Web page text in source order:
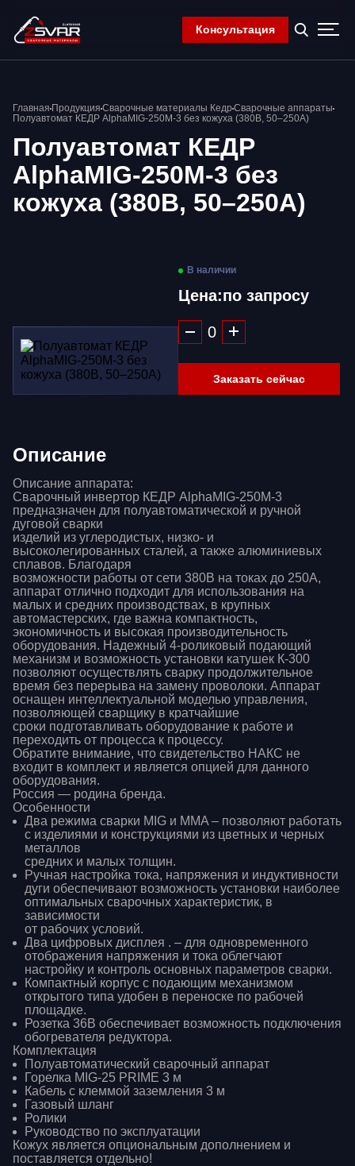
Консультация
Главная
Компания
Продукция
Контакты
Корзина
Главная Продукция Сварочные материалы Кедр Сварочные аппараты
Полуавтомат КЕДР AlphaMIG-250M-3 без кожуха (380В, 50–250А)
Полуавтомат КЕДР
AlphaMIG-250M-3 без
кожуха (380В, 50–250А)
В наличии
Цена:по запросу
Заказать сейчас
Описание
Описание аппарата:
Сварочный инвертор КЕДР AlphaMIG-250M-3
предназначен для полуавтоматической и ручной
дуговой сварки
изделий из углеродистых, низко- и
высоколегированных сталей, а также алюминиевых
сплавов. Благодаря
возможности работы от сети 380В на токах до 250А,
аппарат отлично подходит для использования на
малых и средних производствах, в крупных
автомастерских, где важна компактность,
экономичность и высокая производительность
оборудования. Надежный 4-роликовый подающий
механизм и возможность установки катушек К-300
позволяют осуществлять сварку продолжительное
время без перерыва на замену проволоки. Аппарат
оснащен интеллектуальной моделью управления,
позволяющей сварщику в кратчайшие
сроки подготавливать оборудование к работе и
переходить от процесса к процессу.
Обратите внимание, что свидетельство НАКС не
входит в комплект и является опцией для данного
оборудования.
Россия — родина бренда.
Особенности
Два режима сварки MIG и MMA – позволяют работать
с изделиями и конструкциями из цветных и черных
металлов
средних и малых толщин.
Ручная настройка тока, напряжения и индуктивности
дуги обеспечивают возможность установки наиболее
оптимальных сварочных характеристик, в
зависимости
от рабочих условий.
Два цифровых дисплея . – для одновременного
отображения напряжения и тока облегчают
настройку и контроль основных параметров сварки.
Компактный корпус с подающим механизмом
открытого типа удобен в переноске по рабочей
площадке.
Розетка 36В обеспечивает возможность подключения
обогревателя редуктора.
Комплектация
Полуавтоматический сварочный аппарат
Горелка MIG-25 PRIME 3 м
Кабель с клеммой заземления 3 м
Газовый шланг
Ролики
Руководство по эксплуатации
Кожух является опциональным дополнением и
поставляется отдельно!